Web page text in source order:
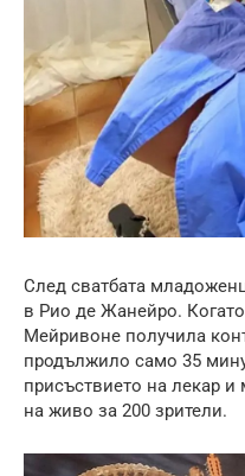
След сватбата
в Рио де Жанейро.
Мейривоне получила
продължило само 35
присъствието на лекар
на живо за 200 зрители.